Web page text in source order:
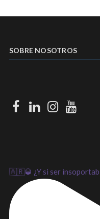
SOBRE NOSOTROS
Facebook
LinkedIn
🇦🇷🥃 ¿Y si ser